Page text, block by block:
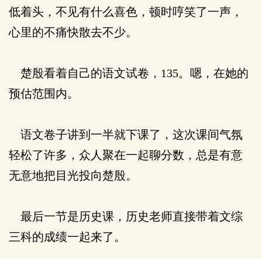
低着头，不见有什么喜色，顿时哼笑了一声，
心里的不痛快散去不少。
楚殷看着自己的语文试卷，135。嗯，在她的
预估范围内。
语文卷子讲到一半就下课了，这次课间气氛
轻松了许多，众人聚在一起聊分数，总是有意
无意地把目光投向楚殷。
最后一节是历史课，历史老师直接带着文综
三科的成绩一起来了。